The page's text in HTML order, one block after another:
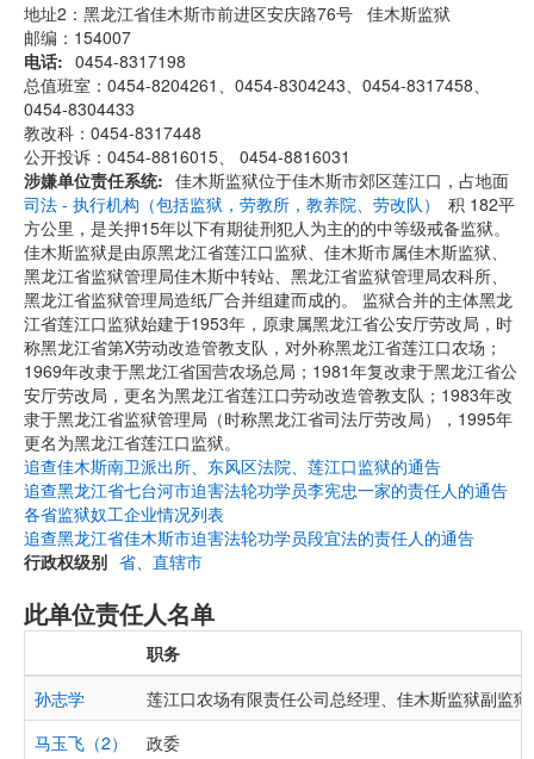
地址2：黑龙江省佳木斯市前进区安庆路76号 佳木斯监狱
邮编：154007
电话
0454-8317198
总值班室：0454-8204261、0454-8304243、0454-8317458、
0454-8304433
教改科：0454-8317448
公开投诉：0454-8816015、 0454-8816031
涉嫌单位责任系统
司法 - 执行机构（包括监狱，劳教所，教养院、劳改队）
佳木斯监狱位于佳木斯市郊区莲江口，占地面
积 182平
方公里，是关押15年以下有期徒刑犯人为主的的中等级戒备监狱。
佳木斯监狱是由原黑龙江省莲江口监狱、佳木斯市属佳木斯监狱、
黑龙江省监狱管理局佳木斯中转站、黑龙江省监狱管理局农科所、
黑龙江省监狱管理局造纸厂合并组建而成的。 监狱合并的主体黑龙
江省莲江口监狱始建于1953年，原隶属黑龙江省公安厅劳改局，时
称黑龙江省第X劳动改造管教支队，对外称黑龙江省莲江口农场；
1969年改隶于黑龙江省国营农场总局；1981年复改隶于黑龙江省公
安厅劳改局，更名为黑龙江省莲江口劳动改造管教支队；1983年改
隶于黑龙江省监狱管理局（时称黑龙江省司法厅劳改局），1995年
更名为黑龙江省莲江口监狱。
追查佳木斯南卫派出所、东风区法院、莲江口监狱的通告
追查黑龙江省七台河市迫害法轮功学员李宪忠一家的责任人的通告
各省监狱奴工企业情况列表
追查黑龙江省佳木斯市迫害法轮功学员段宜法的责任人的通告
行政权级别 省、直辖市
此单位责任人名单
职务
孙志学
莲江口农场有限责任公司总经理、佳木斯监狱副监
马玉飞（2）
政委